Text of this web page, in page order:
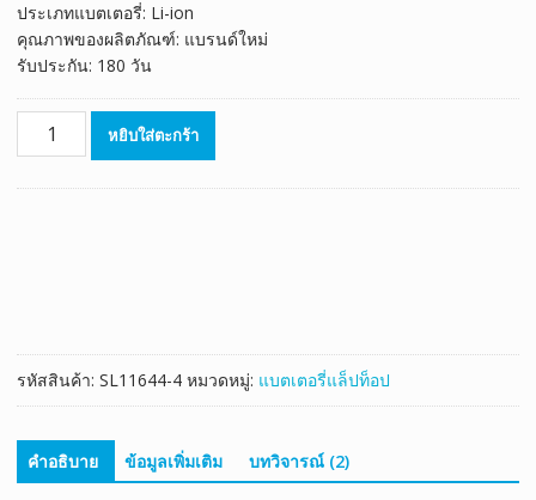
ประเภทแบตเตอรี่: Li-ion
คุณภาพของผลิตภัณฑ์: แบรนด์ใหม่
รับประกัน: 180 วัน
จำนวน
2020,Alienware
M17
2020,Alienware
M15
R3,Alienware
หยิบใส่ตะกร้า
รหัสสินค้า: SL11644-4 หมวดหมู่: แบตเตอรี่แล็ปท็อป
คำอธิบาย ข้อมูลเพิ่มเติม บทวิจารณ์ (2)